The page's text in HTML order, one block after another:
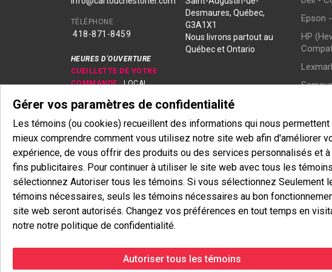
TÉLÉPHONE
418-871 -8459
HEURES D'OUVERTURE
CUEILLETTE DE VOTRE
COMMANDE :LOCAL
LIVRAISON : EN SEMAINE
DE 8H00 À 18H00
EN MAGASIN :
8h30 - 16h30 (fermé sur
l'heure du midi)
Vendredi
8h30 - 12h00
Samedi & Dimanche
Desmaures, Québec,
G3A1X1
Nous livrons partout au
Québec et Ontario
Epson
HP
Xerox
Gérer vos paramètres de confidentialité
Les témoins (ou cookies) recueillent des informations qui nous permettent
mieux comprendre comment vous utilisez notre site web afin d'améliorer
expérience, de vous offrir des produits ou des services personnalisés et
fins publicitaires. Pour continuer à utiliser le site web avec tous les
sélectionnez Autoriser tous les témoins. Si vous sélectionnez Seulement
témoins nécessaires, seuls les témoins nécessaires au bon
site web seront autorisés. Changez vos préférences en tout temps en
notre notre politique de confidentialité.
Autoriser tous les témoins